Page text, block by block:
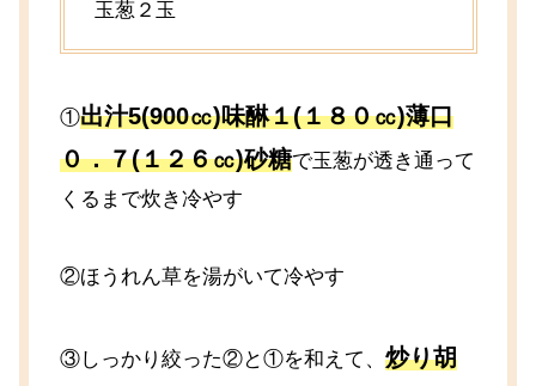
玉葱２玉
①出汁5(900㏄)味醂１(１８０㏄)薄口
０．７(１２６㏄)砂糖で玉葱が透き通って
くるまで炊き冷やす
②ほうれん草を湯がいて冷やす
③しっかり絞った②と①を和えて、 炒り胡